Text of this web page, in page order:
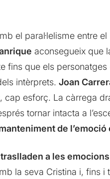
el paral·lelisme entre
aconsegueix que
fins que els
intèrprets. Joan
esforç. La càrrega
tornar intacta a
de l’emoció
a les
la seva Cristina i, fins i